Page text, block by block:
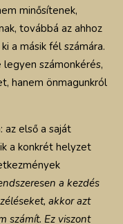
minősítenek,
továbbá az ahhoz
a másik fél számára.
számonkérés,
hanem önmagunkról
az első a saját
a konkrét helyzet
a kezdés
akkor azt
számít. Ez viszont